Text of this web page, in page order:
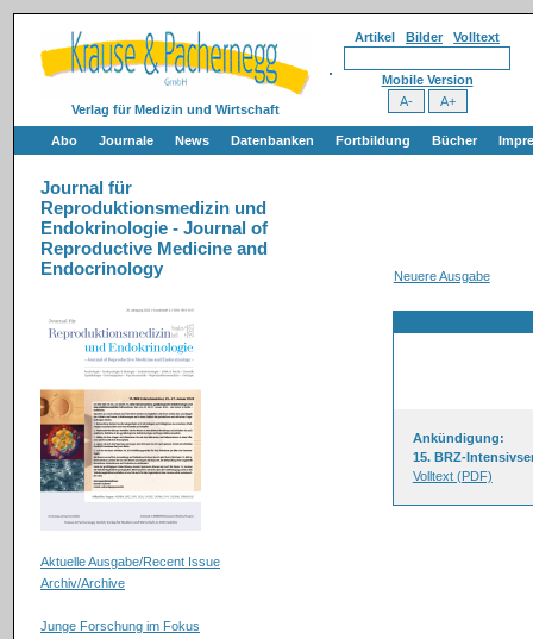
Verlag für Medizin und Wirtschaft
Artikel Bilder Volltext
Mobile Version
Abo Journale News Datenbanken Fortbildung Bücher
Journal für
Reproduktionsmedizin und
Endokrinologie - Journal of
Reproductive Medicine and
Endocrinology
Aktuelle Ausgabe/Recent Issue
Archiv/Archive
Junge Forschung im Fokus
Neuere Ausgabe
Ankündigung:
15. BRZ-
Volltext (PDF)